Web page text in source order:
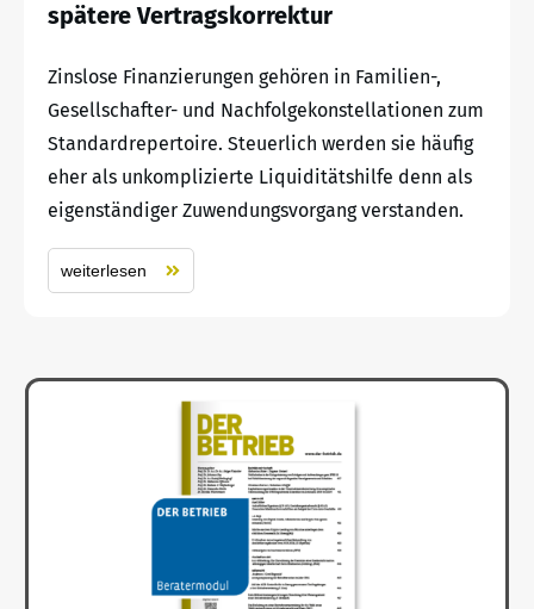
spätere Vertragskorrektur
Zinslose Finanzierungen gehören in Familien-,
Gesellschafter- und Nachfolgekonstellationen zum
Standardrepertoire. Steuerlich werden sie häufig
eher als unkomplizierte Liquiditätshilfe denn als
eigenständiger Zuwendungsvorgang verstanden.
weiterlesen